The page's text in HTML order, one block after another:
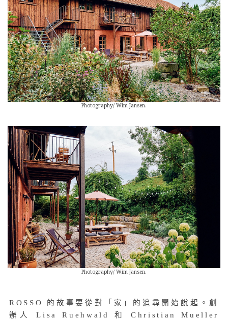
Photography/ Wim Jansen.
Photography/ Wim Jansen.
ROSSO 的故事要從對「家」的追尋開始說起。創
辦人 Lisa Ruehwald 和 Christian Mueller